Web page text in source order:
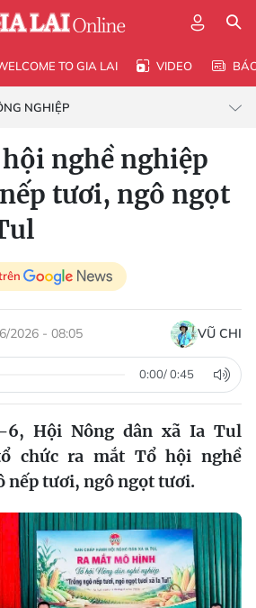
TO GIA LAI VIDEO
NGHIỆP
nghề nghiệp
tươi, ngô ngọt
2026 - 08:05 VŨ CHI
0:00/0:45
6, Hội Nông dân xã Ia Tul
chức ra mắt Tổ hội nghề
nếp tươi, ngô ngọt tươi.